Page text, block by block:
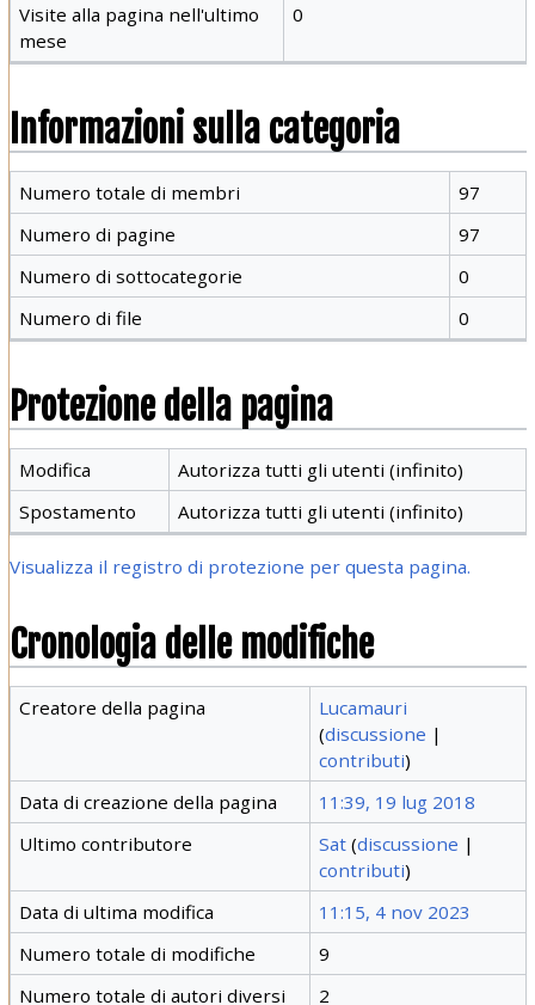
Visite alla pagina nell'ultimo
mese
0
Informazioni sulla categoria
Numero totale di membri
97
Numero di pagine
97
Numero di sottocategorie
0
Numero di file
0
Protezione della pagina
Modifica
Autorizza tutti gli utenti (infinito)
Spostamento
Autorizza tutti gli utenti (infinito)
Visualizza il registro di protezione per questa pagina.
Cronologia delle modifiche
Creatore della pagina
Lucamauri
(discussione |
contributi)
Data di creazione della pagina
11:39, 19 lug 2018
Ultimo contributore
Sat (discussione |
contributi)
Data di ultima modifica
11:15, 4 nov 2023
Numero totale di modifiche
9
Numero totale di autori diversi
2